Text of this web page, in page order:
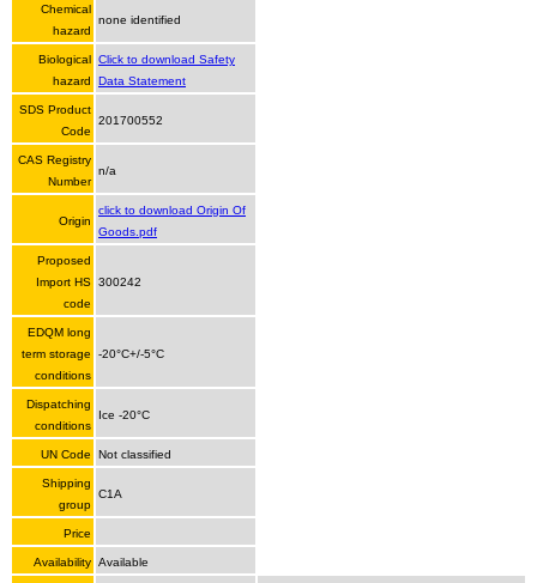
Chemical
hazard
none identified
Biological
hazard
Click to download Safety
Data Statement
SDS Product
Code
201700552
CAS Registry
Number
n/a
Origin
click to download Origin Of
Goods.pdf
Proposed
Import HS
code
300242
EDQM long
term storage
conditions
-20°C+/-5°C
Dispatching
conditions
Ice -20°C
UN Code Not classified
Shipping
group
C1A
Price
Availability Available